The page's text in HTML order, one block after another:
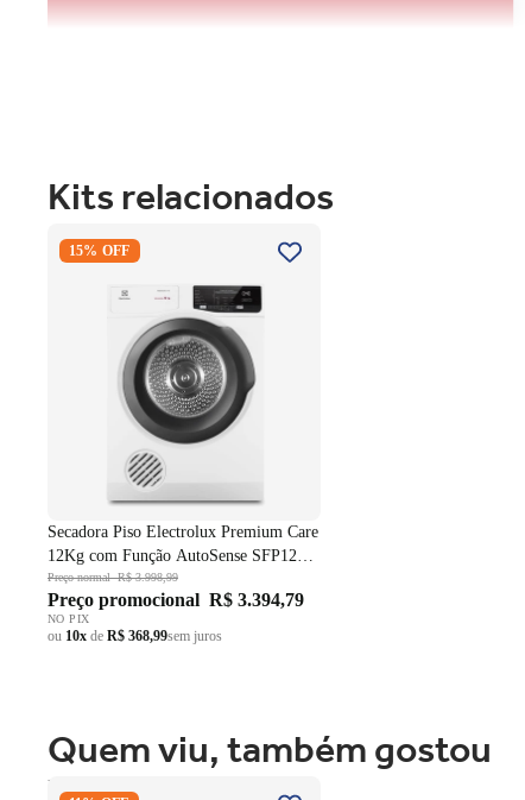
Kits relacionados
Care 12Kg com Função AutoSense
15% OFF
Secadora Piso Electrolux Premium Care
12Kg com Função AutoSense SFP12
Branco 220V
Preço normalR$ 3.998,99
Preço promocional R$ 3.394,79
NO PIX
ou 10x de R$ 368,99sem juros
Quem viu, também gostou
Fogão 4 Bocas Brastemp de